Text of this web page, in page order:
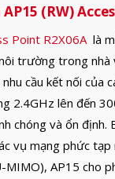
(RW)
Point R2X06A là
trường trong nhà
cầu kết nối của
2.4GHz lên đến
chóng và ổn định.
vụ mạng phức tạp
AP15 cho